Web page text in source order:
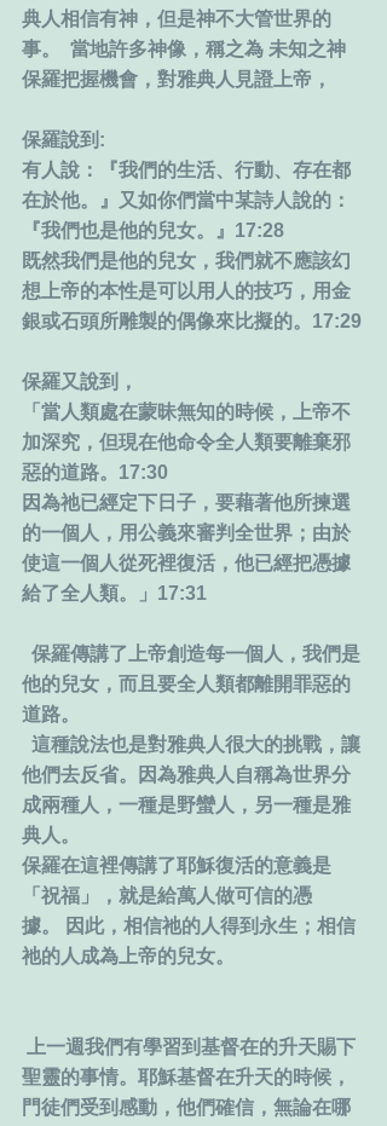
典人相信有神，但是神不大管世界的
事。  當地許多神像，稱之為 未知之神
保羅把握機會，對雅典人見證上帝，
保羅說到:
有人說：『我們的生活、行動、存在都
在於他。』又如你們當中某詩人說的：
『我們也是他的兒女。』17:28
既然我們是他的兒女，我們就不應該幻
想上帝的本性是可以用人的技巧，用金
銀或石頭所雕製的偶像來比擬的。17:29
保羅又說到，
「當人類處在蒙昧無知的時候，上帝不
加深究，但現在他命令全人類要離棄邪
惡的道路。17:30
因為祂已經定下日子，要藉著他所揀選
的一個人，用公義來審判全世界；由於
使這一個人從死裡復活，他已經把憑據
給了全人類。」17:31
保羅傳講了上帝創造每一個人，我們是
他的兒女，而且要全人類都離開罪惡的
道路。
這種說法也是對雅典人很大的挑戰，讓
他們去反省。因為雅典人自稱為世界分
成兩種人，一種是野蠻人，另一種是雅
典人。
保羅在這裡傳講了耶穌復活的意義是
「祝福」，就是給萬人做可信的憑
據。 因此，相信祂的人得到永生；相信
祂的人成為上帝的兒女。
上一週我們有學習到基督在的升天賜下
聖靈的事情。耶穌基督在升天的時候，
門徒們受到感動，他們確信，無論在哪